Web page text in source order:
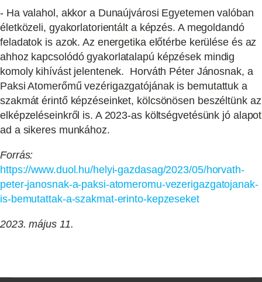
- Ha valahol, akkor a Dunaújvárosi Egyetemen valóban
életközeli, gyakorlatorientált a képzés. A megoldandó
feladatok is azok. Az energetika előtérbe kerülése és az
ahhoz kapcsolódó gyakorlatalapú képzések mindig
komoly kihívást jelentenek. Horváth Péter Jánosnak, a
Paksi Atomerőmű vezérigazgatójának is bemutattuk a
szakmát érintő képzéseinket, kölcsönösen beszéltünk az
elképzeléseinkről is. A 2023-as költségvetésünk jó alapot
ad a sikeres munkához.
Forrás:
https://www.duol.hu/helyi-gazdasag/2023/05/horvath-
peter-janosnak-a-paksi-atomeromu-vezerigazgatojanak-
is-bemutattak-a-szakmat-erinto-kepzeseket
2023. május 11.